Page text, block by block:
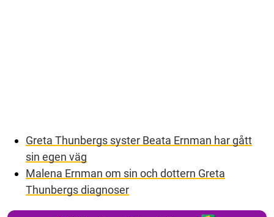
Greta Thunbergs syster Beata Ernman har gått
sin egen väg
Malena Ernman om sin och dottern Greta
Thunbergs diagnoser